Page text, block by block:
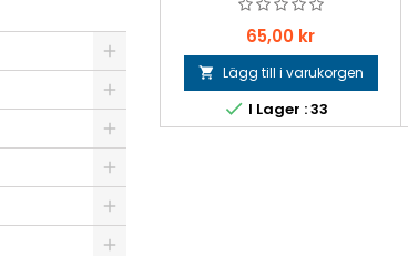
Pris
65,00 kr
 Lägg till i varukorgen
 I Lager : 33